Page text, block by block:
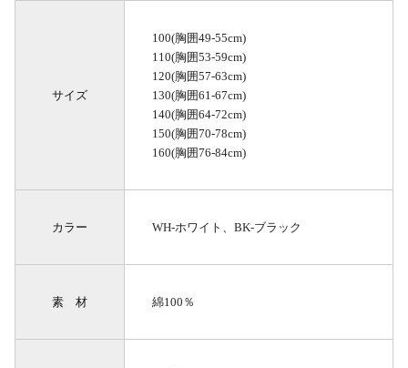
サイズ
100(胸囲49-55cm)
110(胸囲53-59cm)
120(胸囲57-63cm)
130(胸囲61-67cm)
140(胸囲64-72cm)
150(胸囲70-78cm)
160(胸囲76-84cm)
カラー WH-ホワイト、BK-ブラック
素 材 綿100％